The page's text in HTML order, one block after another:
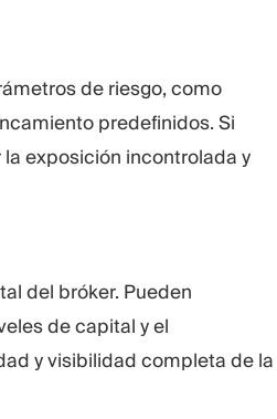
de riesgo, como
predefinidos. Si
exposición incontrolada y
del bróker. Pueden
de capital y el
y visibilidad completa de la